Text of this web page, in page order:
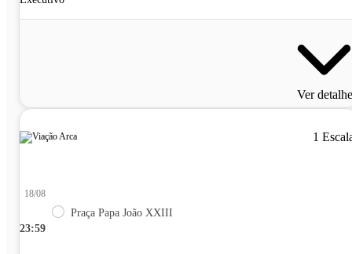
Ver
1
23:59
18/08
Praça Papa João XXIII